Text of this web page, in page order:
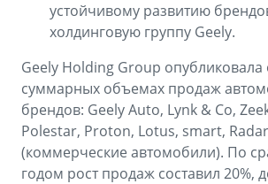
Страхование
GEELY Лизинг
Гарантия Geely
Сервисная книжка
Вопросы и ответы
устойчивому развитию
холдинговую группу Geely.
Geely Holding Group опубликовала
суммарных объемах продаж
брендов: Geely Auto, Lynk & Co,
Polestar, Proton, Lotus, smart,
(коммерческие автомобили). По
годом рост продаж составил 20%,